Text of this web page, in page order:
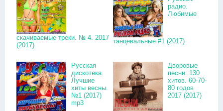
скачиваемые треки. № 4. 2017
(2017)
радио.
Любимые
танцевальные #1 (2017)
Русская
дискотека.
Лучшие
хиты весны.
№1 (2017)
mp3
Дворовые
песни. 130
хитов. 60-70-
80 годов
2017 (2017)